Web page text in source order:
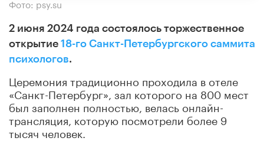
Фото: psy.su
2 июня 2024 года состоялось торжественное
открытие 18-го Санкт-Петербургского саммита
психологов.
Церемония традиционно проходила в отеле
«Санкт-Петербург», зал которого на 800 мест
был заполнен полностью, велась онлайн-
трансляция, которую посмотрели более 9
тысяч человек.